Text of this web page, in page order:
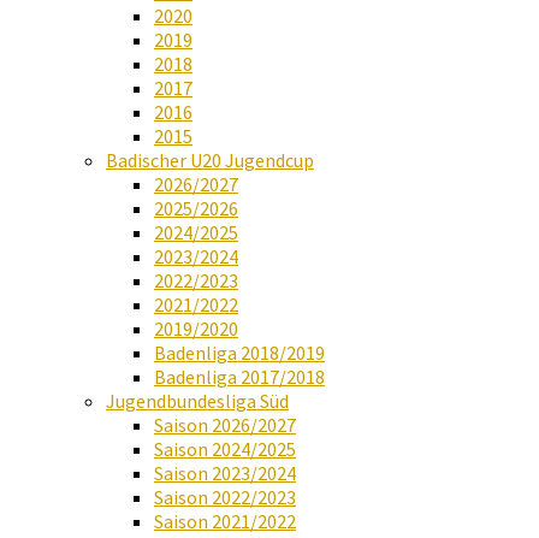
2020
2019
2018
2017
2016
2015
Badischer U20 Jugendcup
2026/2027
2025/2026
2024/2025
2023/2024
2022/2023
2021/2022
2019/2020
Badenliga 2018/2019
Badenliga 2017/2018
Jugendbundesliga Süd
Saison 2026/2027
Saison 2024/2025
Saison 2023/2024
Saison 2022/2023
Saison 2021/2022